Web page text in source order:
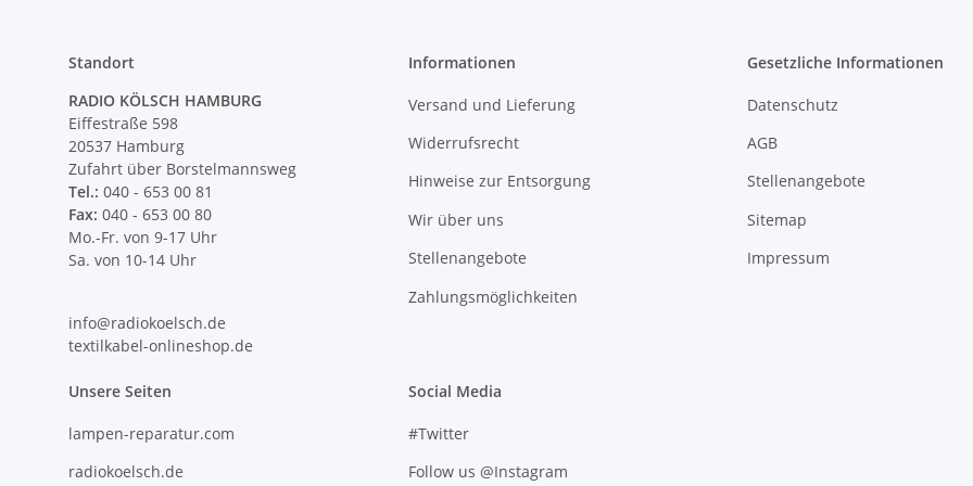
Standort
RADIO KÖLSCH HAMBURG
Eiffestraße 598
20537 Hamburg
Zufahrt über Borstelmannsweg
Tel.: 040 - 653 00 81
Fax: 040 - 653 00 80
Mo.-Fr. von 9-17 Uhr
Sa. von 10-14 Uhr
info@radiokoelsch.de
textilkabel-onlineshop.de
Informationen
Versand und Lieferung
Widerrufsrecht
Hinweise zur Entsorgung
Wir über uns
Stellenangebote
Zahlungsmöglichkeiten
Gesetzliche Informationen
Datenschutz
AGB
Stellenangebote
Sitemap
Impressum
Unsere Seiten
lampen-reparatur.com
radiokoelsch.de
Social Media
#Twitter
Follow us @Instagram